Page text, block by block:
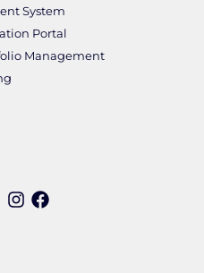
System
Portal
Management